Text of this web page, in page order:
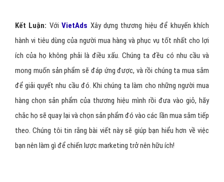
Kết Luận: VớiVietAds Xây dựng thương hiệu để khuyến khích
hành vi tiêu dùng của người mua hàng và phục vụ tốt nhất cho lợi
ích của họ không phải là điều xấu. Chúng ta đều có nhu cầu và
mong muốn sản phẩm sẽ đáp ứng được, và rồi chúng ta mua sắm
để giải quyết nhu cầu đó. Khi chúng ta làm cho những người mua
hàng chọn sản phẩm của thương hiệu mình rồi đưa vào giỏ, hãy
chắc họ sẽ quay lại và chọn sản phẩm đó vào các lần mua sắm tiếp
theo. Chúng tôi tin rằng bài viết này sẽ giúp bạn hiểu hơn về việc
bạn nên làm gì để chiến lược marketing trở nên hữu ích!